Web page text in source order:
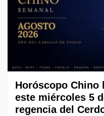
Horóscopo Chino
este miércoles 5
regencia del